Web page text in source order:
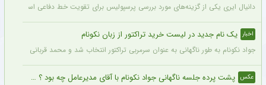
دانیال ایری یکی از گزینه‌های مورد بررسی پرسپولیس برای تقویت خط دفاعی است؛ با
اخبار یک نام جدید در لیست خرید تراکتور از زبان نکونام
جواد نکونام به طور ناگهانی به عنوان سرمربی تراکتور انتخاب شد و محمد قربانی یکی از
عکس پشت پرده جلسه ناگهانی جواد نکونام با آقای مدیرعامل چه بود ؟ + عکس